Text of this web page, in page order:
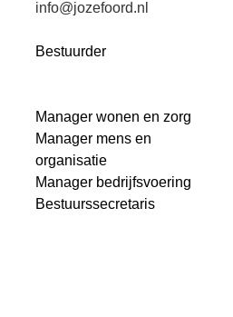
info@jozefoord.nl
Bestuurder
Manager wonen en zorg
Manager mens en
organisatie
Manager bedrijfsvoering
Bestuurssecretaris